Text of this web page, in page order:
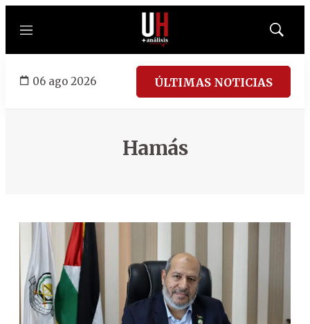
Menú
Mostrar
06 ago 2026 ÚLTIMAS NOTICIAS
Hamás